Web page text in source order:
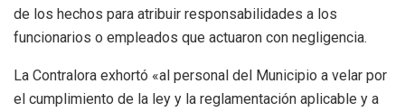
de los hechos para atribuir responsabilidades a los
funcionarios o empleados que actuaron con negligencia.
La Contralora exhortó «al personal del Municipio a velar por
el cumplimiento de la ley y la reglamentación aplicable y a